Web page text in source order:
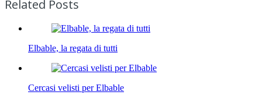
Related Posts
Elbable, la regata di tutti
Cercasi velisti per Elbable